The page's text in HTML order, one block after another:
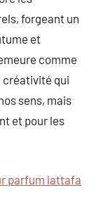
forgeant un
et
comme
créativité qui
sens, mais
et pour les
parfum lattafa